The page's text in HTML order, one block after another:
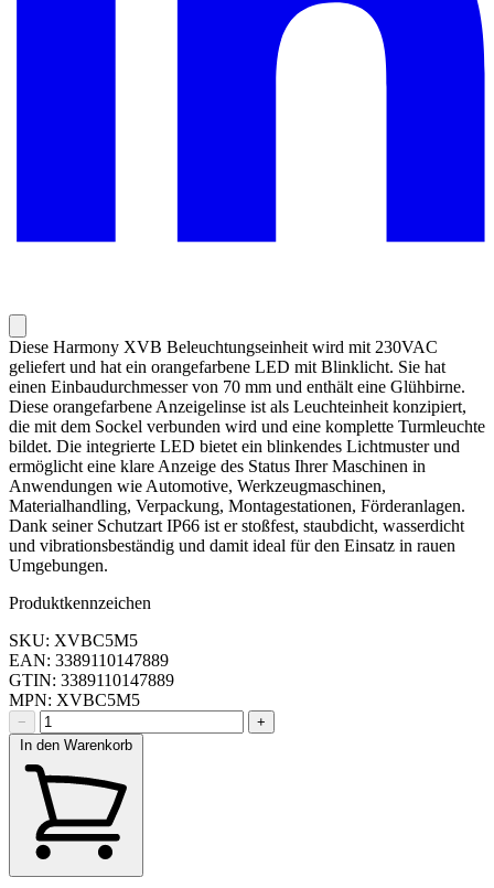
Diese Harmony XVB Beleuchtungseinheit wird mit 230VAC
geliefert und hat ein orangefarbene LED mit Blinklicht. Sie hat
einen Einbaudurchmesser von 70 mm und enthält eine Glühbirne.
Diese orangefarbene Anzeigelinse ist als Leuchteinheit konzipiert,
die mit dem Sockel verbunden wird und eine komplette Turmleuchte
bildet. Die integrierte LED bietet ein blinkendes Lichtmuster und
ermöglicht eine klare Anzeige des Status Ihrer Maschinen in
Anwendungen wie Automotive, Werkzeugmaschinen,
Materialhandling, Verpackung, Montagestationen, Förderanlagen.
Dank seiner Schutzart IP66 ist er stoßfest, staubdicht, wasserdicht
und vibrationsbeständig und damit ideal für den Einsatz in rauen
Umgebungen.
Produktkennzeichen
SKU: XVBC5M5
EAN: 3389110147889
GTIN: 3389110147889
MPN: XVBC5M5
−
+
In den Warenkorb